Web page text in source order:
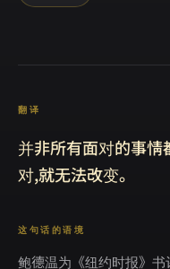
翻译
并非所有面对的事
对,就无法改变。
这句话的语境
鲍德温为《纽约时报》